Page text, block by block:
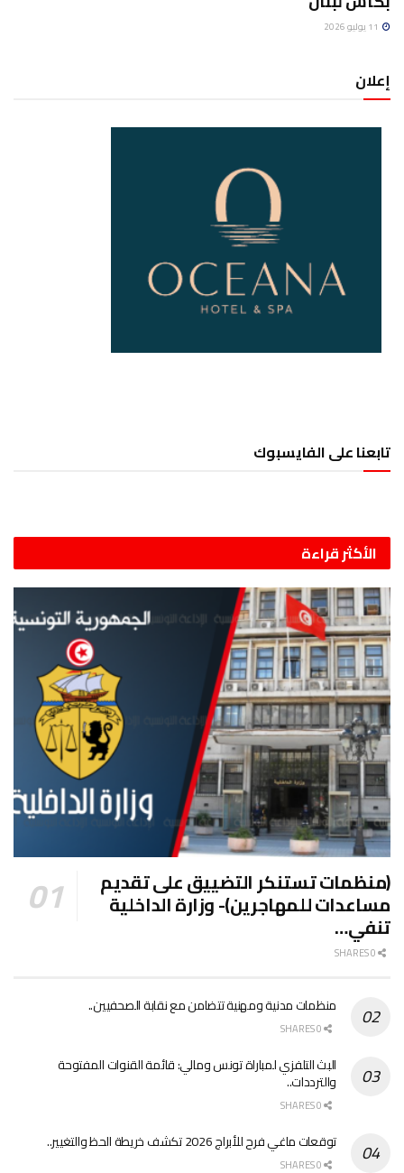
إعلان
تابعنا على الفايسبوك
الأكثر قراءة
(منظمات تستنكر التضييق على تقديم
مساعدات للمهاجرين)- وزارة الداخلية
تنفي…
منظمات مدنية ومهنية تتضامن مع نقابة الصحفيين..
البث التلفزي لمباراة تونس ومالي: قائمة القنوات المفتوحة
والترددات..
توقعات ماغي فرح للأبراج 2026 تكشف خريطة الحظ والتغيير..